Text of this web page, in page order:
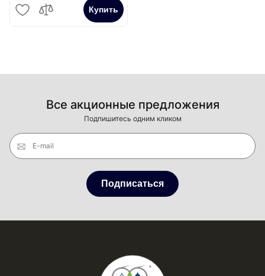
Купить
Все акционные предложения
Подпишитесь одним кликом
E-mail
Подписаться